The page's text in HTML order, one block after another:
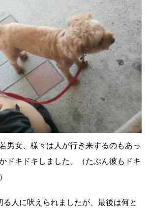
男女、様々は人が行き来するのもあっ
ドキドキしました。（たぶん彼もドキ
る人に吠えられましたが、最後は何と